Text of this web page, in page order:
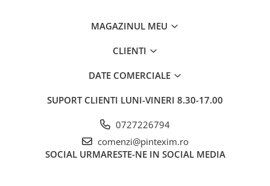
Carti si jocuri pentru copii
Instrumente de scris
MAGAZINUL MEU
CLIENTI
DATE COMERCIALE
SUPORT CLIENTI LUNI-VINERI 8.30-17.00
0727226794
comenzi@pintexim.ro
SOCIAL URMARESTE-NE IN SOCIAL MEDIA